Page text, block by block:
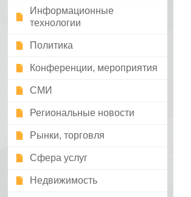
Информационные
технологии
Политика
Конференции, мероприятия
СМИ
Региональные новости
Рынки, торговля
Сфера услуг
Недвижимость